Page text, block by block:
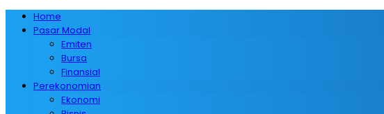
Home
Pasar Modal
Emiten
Bursa
Finansial
Perekonomian
Ekonomi